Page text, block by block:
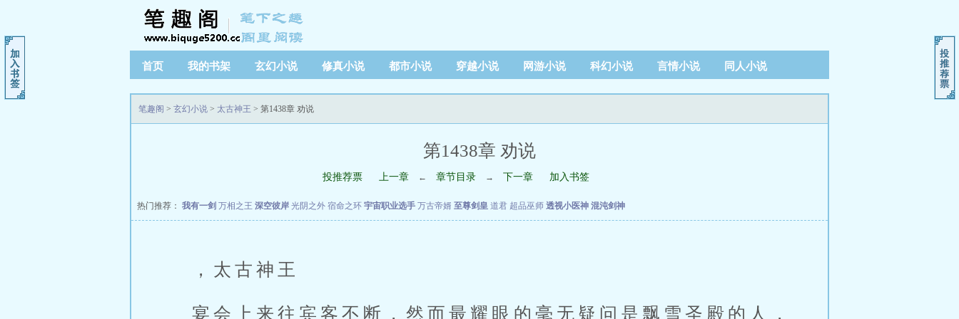
首页 我的书架 玄幻小说 修真小说 都市小说 穿越小说 网游小说 科幻小说 言情小说 同人小说
笔趣阁 > 玄幻小说 > 太古神王 > 第1438章 劝说
第1438章 劝说
投推荐票 上一章 ← 章节目录 → 下一章 加入书签
热门推荐： 我有一剑 万相之王 深空彼岸 光阴之外 宿命之环 宇宙职业选手 万古帝婿 至尊剑皇 道君 超品巫师 透视小医神 混沌剑神
，太古神王
宴会上来往宾客不断，然而最耀眼的毫无疑问是飘雪圣殿的人，